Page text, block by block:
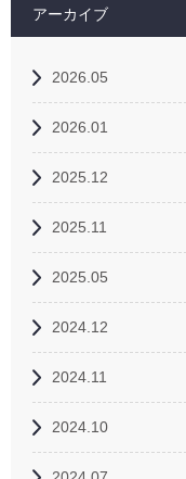
アーカイブ
2026.05
2026.01
2025.12
2025.11
2025.05
2024.12
2024.11
2024.10